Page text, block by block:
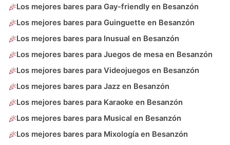
Los mejores bares para Gay-friendly en Besanzón
Los mejores bares para Guinguette en Besanzón
Los mejores bares para Inusual en Besanzón
Los mejores bares para Juegos de mesa en Besanzón
Los mejores bares para Videojuegos en Besanzón
Los mejores bares para Jazz en Besanzón
Los mejores bares para Karaoke en Besanzón
Los mejores bares para Musical en Besanzón
Los mejores bares para Mixología en Besanzón